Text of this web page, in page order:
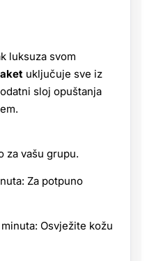
luksuza svom
uključuje sve iz
sloj opuštanja
za vašu grupu.
Za potpuno
Osvježite kožu